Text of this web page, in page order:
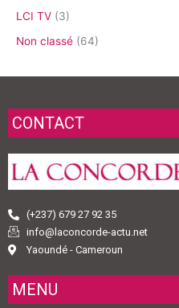
LCI TV (3)
Non classé (64)
CONTACT
(+237) 679 27 92 35
info@laconcorde-actu.net
Yaoundé - Cameroun
MENU